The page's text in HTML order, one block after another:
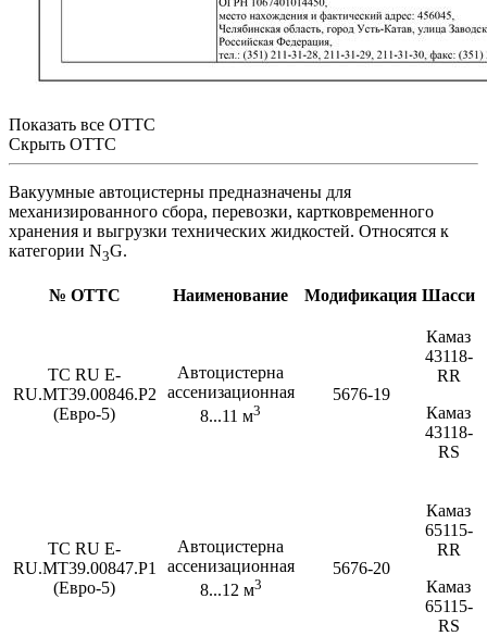
Показать все ОТТС
Скрыть ОТТС
Вакуумные автоцистерны предназначены для
механизированного сбора, перевозки, картковременного
хранения и выгрузки технических жидкостей. Относятся к
категории N3G.
№ ОТТС Наименование Модификация Шасси
ТС RU Е-
RU.МТ39.00846.Р2
(Евро-5)
Автоцистерна
ассенизационная
8...11 м3
5676-19
Камаз
43118-
RR
Камаз
43118-
RS
TC RU E-
RU.МТ39.00847.Р1
(Евро-5)
Автоцистерна
ассенизационная
8...12 м3
5676-20
Камаз
65115-
RR
Камаз
65115-
RS